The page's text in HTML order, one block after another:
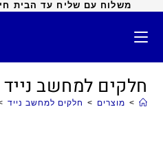
משלוח עם שליח עד הבית חינם
חלקים למחשב נייד
> מוצרים > חלקים למחשב נייד